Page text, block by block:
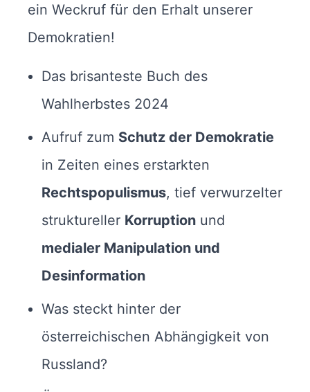
ein Weckruf für den Erhalt unserer
Demokratien!
Das brisanteste Buch des
Wahlherbstes 2024
Aufruf zum Schutz der Demokratie
in Zeiten eines erstarkten
Rechtspopulismus, tief verwurzelter
struktureller Korruption und
medialer Manipulation und
Desinformation
Was steckt hinter der
österreichischen Abhängigkeit von
Russland?